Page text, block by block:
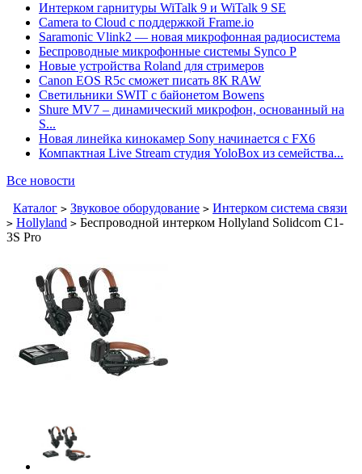
Интерком гарнитуры WiTalk 9 и WiTalk 9 SE
Camera to Cloud с поддержкой Frame.io
Saramonic Vlink2 — новая микрофонная радиосистема
Беспроводные микрофонные системы Synco P
Новые устройства Roland для стримеров
Canon EOS R5c сможет писать 8К RAW
Светильники SWIT с байонетом Bowens
Shure MV7 – динамический микрофон, основанный на
S...
Новая линейка кинокамер Sony начинается с FX6
Компактная Live Stream студия YoloBox из семейства...
Все новости
Каталог > Звуковое оборудование > Интерком система связи
> Hollyland > Беспроводной интерком Hollyland Solidcom C1-
3S Pro